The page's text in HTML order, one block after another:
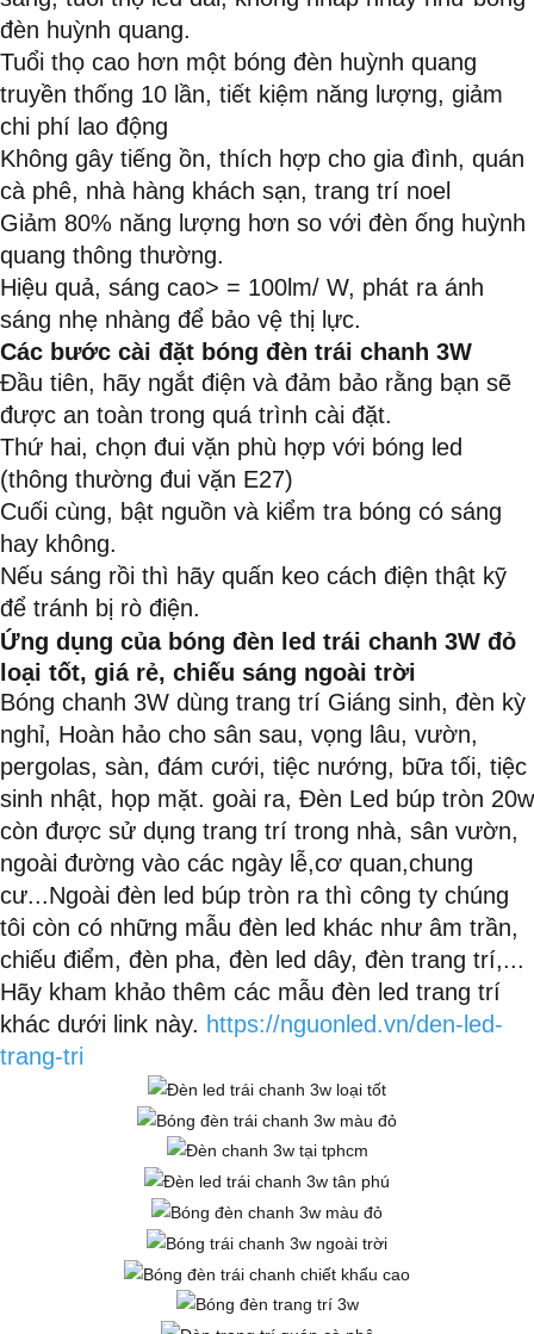
đèn huỳnh quang.
Tuổi thọ cao hơn một bóng đèn huỳnh quang
truyền thống 10 lần, tiết kiệm năng lượng, giảm
chi phí lao động
Không gây tiếng ồn, thích hợp cho gia đình, quán
cà phê, nhà hàng khách sạn, trang trí noel
Giảm 80% năng lượng hơn so với đèn ống huỳnh
quang thông thường.
Hiệu quả, sáng cao> = 100lm/ W, phát ra ánh
sáng nhẹ nhàng để bảo vệ thị lực.
Các bước cài đặt bóng đèn trái chanh 3W
Đầu tiên, hãy ngắt điện và đảm bảo rằng bạn sẽ
được an toàn trong quá trình cài đặt.
Thứ hai, chọn đui vặn phù hợp với bóng led
(thông thường đui vặn E27)
Cuối cùng, bật nguồn và kiểm tra bóng có sáng
hay không.
Nếu sáng rồi thì hãy quấn keo cách điện thật kỹ
để tránh bị rò điện.
Ứng dụng của bóng đèn led trái chanh 3W đỏ
loại tốt, giá rẻ, chiếu sáng ngoài trời
Bóng chanh 3W dùng trang trí Giáng sinh, đèn kỳ
nghỉ, Hoàn hảo cho sân sau, vọng lâu, vườn,
pergolas, sàn, đám cưới, tiệc nướng, bữa tối, tiệc
sinh nhật, họp mặt. goài ra, Đèn Led búp tròn 20w
còn được sử dụng trang trí trong nhà, sân vườn,
ngoài đường vào các ngày lễ,cơ quan,chung
cư...Ngoài đèn led búp tròn ra thì công ty chúng
tôi còn có những mẫu đèn led khác như âm trần,
chiếu điểm, đèn pha, đèn led dây, đèn trang trí,...
Hãy kham khảo thêm các mẫu đèn led trang trí
khác dưới link này. https://nguonled.vn/den-led-
trang-tri